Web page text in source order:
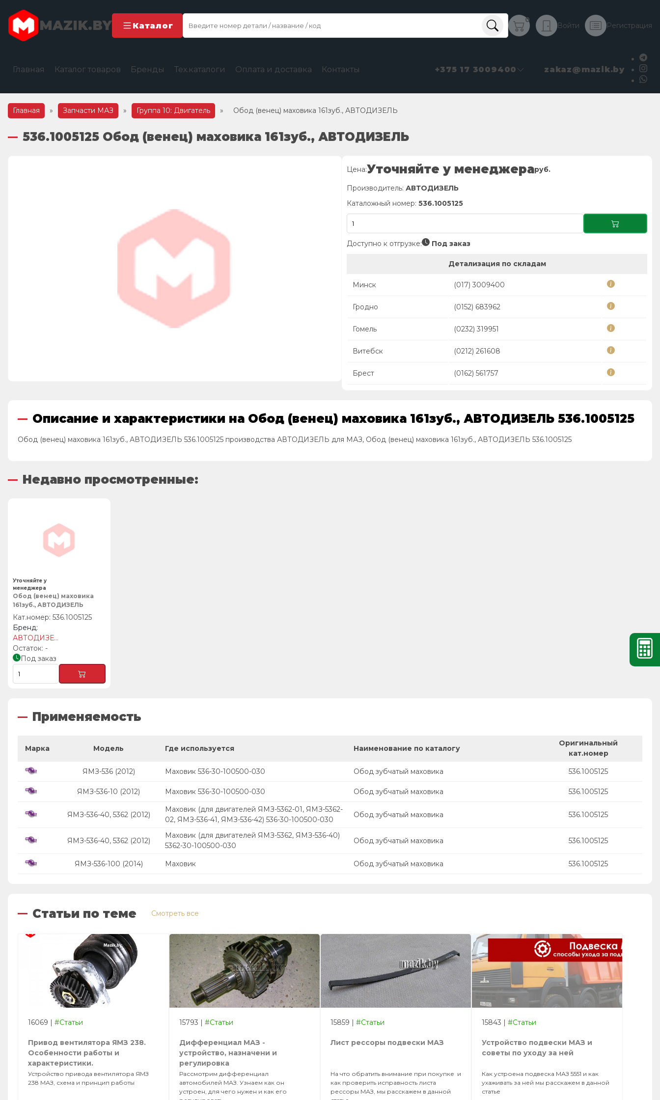
MAZIK.BY Каталог
0
Войти Регистрация
Главная Каталог товаров Бренды Тех.каталоги Оплата и доставка Контакты +375 17 3009400 zakaz@mazik.by
Главная » Запчасти МАЗ » Группа 10: Двигатель » Обод (венец) маховика 161зуб., АВТОДИЗЕЛЬ
536.1005125 Обод (венец) маховика 161зуб., АВТОДИЗЕЛЬ
Цена:Уточняйте у менеджераруб.
Производитель: АВТОДИЗЕЛЬ
Каталожный номер: 536.1005125
Доступно к отгрузке: Под заказ
Детализация по складам
Минск (017) 3009400
Гродно (0152) 683962
Гомель (0232) 319951
Витебск (0212) 261608
Брест (0162) 561757
Описание и характеристики на Обод (венец) маховика 161зуб., АВТОДИЗЕЛЬ 536.1005125
Обод (венец) маховика 161зуб., АВТОДИЗЕЛЬ 536.1005125 производства АВТОДИЗЕЛЬ для МАЗ, Обод (венец) маховика 161зуб., АВТОДИЗЕЛЬ 536.1005125
Недавно просмотренные:
Обод (венец) маховика
161зуб., АВТОДИЗЕЛЬ
536.1005125
АВТОДИЗЕЛЬ
-
Под заказ
Уточняйте у
менеджера
Применяемость
Марка Модель Где используется Наименование по каталогу
Оригинальный
кат.номер
ЯМЗ-536 (2012) Маховик 536-30-100500-030 Обод зубчатый маховика 536.1005125
ЯМЗ-536-10 (2012) Маховик 536-30-100500-030 Обод зубчатый маховика 536.1005125
ЯМЗ-536-40, 5362 (2012)
Маховик (для двигателей ЯМЗ-5362-01, ЯМЗ-5362-
02, ЯМЗ-536-41, ЯМЗ-536-42) 536-30-100500-030
Обод зубчатый маховика 536.1005125
ЯМЗ-536-40, 5362 (2012)
Маховик (для двигателей ЯМЗ-5362, ЯМЗ-536-40)
5362-30-100500-030
Обод зубчатый маховика 536.1005125
ЯМЗ-536-100 (2014) Маховик Обод зубчатый маховика 536.1005125
Статьи по теме Смотреть все
16069 | #Статьи
Привод вентилятора ЯМЗ 238.
Особенности работы и
характеристики.
Устройство привода вентилятора ЯМЗ
238 МАЗ, схема и принцип работы
15793 | #Статьи
Дифференциал МАЗ -
устройство, назначени и
регулировка
Рассмотрим дифференциал
автомобилей МАЗ. Узнаем как он
устроен, для чего нужен и как его
15859 | #Статьи
Лист рессоры подвески МАЗ
На что обратить внимание при покупке и
как проверить исправность листа
рессоры МАЗ, мы расскажем в данной
15843 | #Статьи
Устройство подвески МАЗ и
советы по уходу за ней
Как устроена подвеска МАЗ 5551 и как
ухаживать за ней мы расскажем в данной
статье